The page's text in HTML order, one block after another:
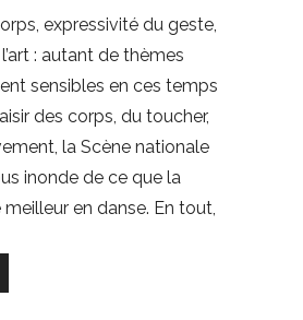
expressivité du geste,
: autant de thèmes
sensibles en ces temps
des corps, du toucher,
la Scène nationale
inonde de ce que la
en danse. En tout,